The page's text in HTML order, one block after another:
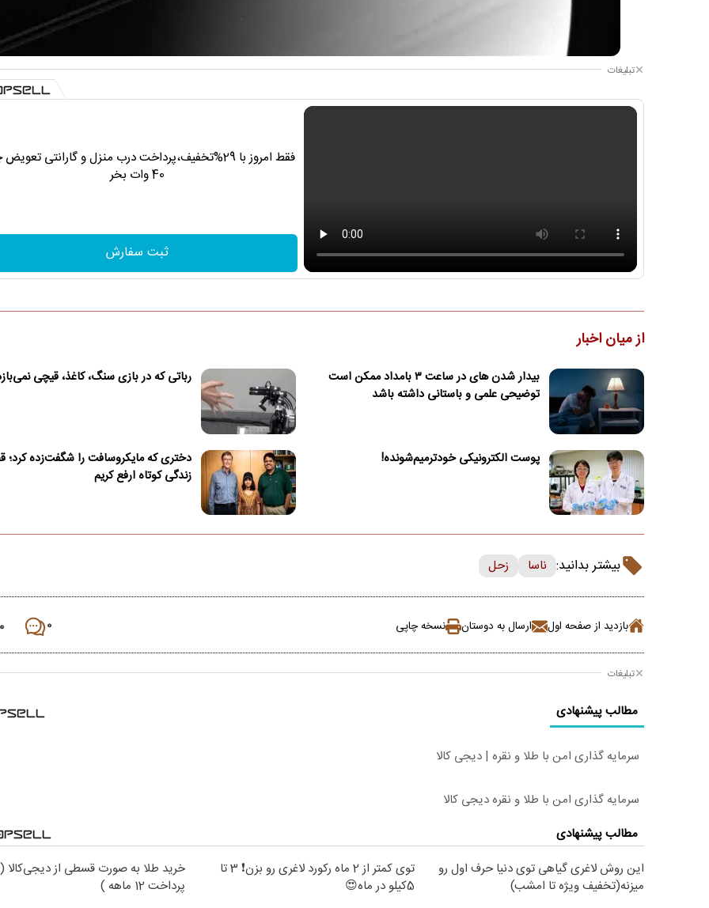
تبلیغات
فقط امروز با 29%تخفیف،پرداخت درب منزل و گارانتی
40 وات بخر
ثبت سفارش
از میان اخبار
بیدار شدن‌ های در ساعت ۳ بامداد ممکن است
توضیحی علمی و باستانی داشته باشد
رباتی که در بازی سنگ، کاغذ، قیچی
پوست الکترونیکی خودترمیم‌شونده!
دختری که مایکروسافت را شگفت‌زده کرد؛
زندگی کوتاه ارفع کریم
بیشتر بدانید: ناسا زحل
بازدید از صفحه اول ارسال به دوستان نسخه چاپی ۰ ۰
تبلیغات
مطالب پیشنهادی
سرمایه گذاری امن با طلا و نقره | دیجی کالا
سرمایه گذاری امن با طلا و نقره دیجی کالا
مطالب پیشنهادی
این روش لاغری گیاهی توی دنیا حرف اول رو
میزنه(تخفیف ویژه تا امشب)
توی کمتر از 2 ماه رکورد لاغری رو بزن❗ 3 تا
5کیلو در ماه😍
خرید طلا به صورت قسطی از دیجی‌کالا (
پرداخت 12 ماهه )